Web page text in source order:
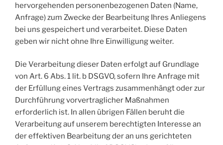
hervorgehenden personenbezogenen Daten (Name,
Anfrage) zum Zwecke der Bearbeitung Ihres Anliegens
bei uns gespeichert und verarbeitet. Diese Daten
geben wir nicht ohne Ihre Einwilligung weiter.
Die Verarbeitung dieser Daten erfolgt auf Grundlage
von Art. 6 Abs. 1 lit. b DSGVO, sofern Ihre Anfrage mit
der Erfüllung eines Vertrags zusammenhängt oder zur
Durchführung vorvertraglicher Maßnahmen
erforderlich ist. In allen übrigen Fällen beruht die
Verarbeitung auf unserem berechtigten Interesse an
der effektiven Bearbeitung der an uns gerichteten